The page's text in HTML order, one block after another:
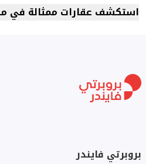
استكشف عقارات ممثالة في
بروبرتي فايندر